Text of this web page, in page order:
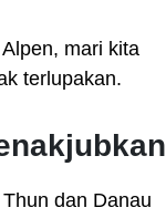
mari kita
terlupakan.
dan Danau